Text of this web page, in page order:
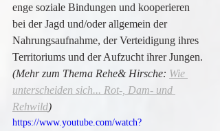
enge soziale Bindungen und kooperieren
bei der Jagd und/oder allgemein der
Nahrungsaufnahme, der Verteidigung ihres
Territoriums und der Aufzucht ihrer Jungen.
(Mehr zum Thema Rehe& Hirsche: Wie
unterscheiden sich... Rot-, Dam- und
Rehwild)
https://www.youtube.com/watch?